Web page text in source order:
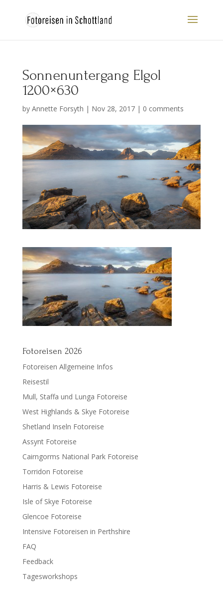
Sonnenuntergang Elgol
1200×630
by Annette Forsyth | Nov 28, 2017| 0 comments
Fotoreisen 2026
Fotoreisen Allgemeine Infos
Reisestil
Mull, Staffa und Lunga Fotoreise
West Highlands & Skye Fotoreise
Shetland Inseln Fotoreise
Assynt Fotoreise
Cairngorms National Park Fotoreise
Torridon Fotoreise
Harris & Lewis Fotoreise
Isle of Skye Fotoreise
Glencoe Fotoreise
Intensive Fotoreisen in Perthshire
FAQ
Feedback
Tagesworkshops